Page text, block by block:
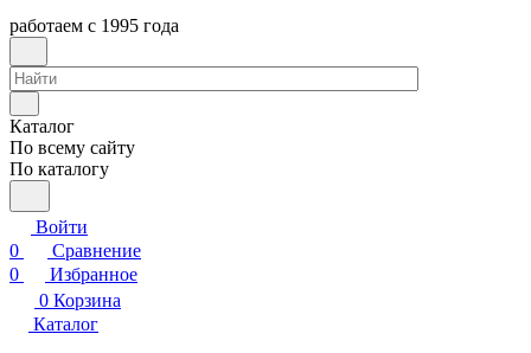
работаем с 1995 года
Каталог
По всему сайту
По каталогу
Войти
0
Сравнение
0
Избранное
0 Корзина
Каталог